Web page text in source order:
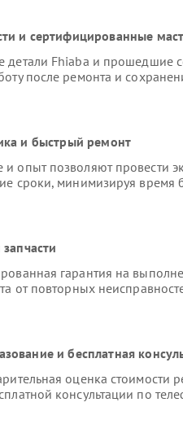
и сертифицированные
детали Fhiaba и прошедшие
после ремонта и
и быстрый ремонт
опыт позволяют провести
сроки, минимизируя время
гарантия на
от повторных
и бесплатная
оценка стоимости
консультации по